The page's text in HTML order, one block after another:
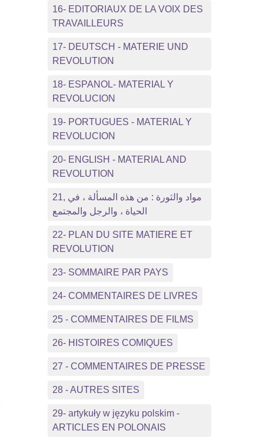
16- EDITORIAUX DE LA VOIX DES
TRAVAILLEURS
17- DEUTSCH - MATERIE UND
REVOLUTION
18- ESPANOL- MATERIAL Y
REVOLUCION
19- PORTUGUES - MATERIAL Y
REVOLUCION
20- ENGLISH - MATERIAL AND
REVOLUTION
21, مواد والثورة : من هذه المسألة ، في
الحياة ، والرجل والمجتمع
22- PLAN DU SITE MATIERE ET
REVOLUTION
23- SOMMAIRE PAR PAYS
24- COMMENTAIRES DE LIVRES
25 - COMMENTAIRES DE FILMS
26- HISTOIRES COMIQUES
27 - COMMENTAIRES DE PRESSE
28 - AUTRES SITES
29- artykuły w języku polskim -
ARTICLES EN POLONAIS